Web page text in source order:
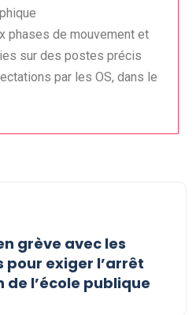
phases de mouvement et
sur des postes précis
par les OS, dans le
grève avec les
pour exiger l’arrêt
l’école publique